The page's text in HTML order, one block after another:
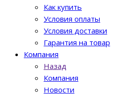
Как купить
Условия оплаты
Условия доставки
Гарантия на товар
Компания
Назад
Компания
Новости